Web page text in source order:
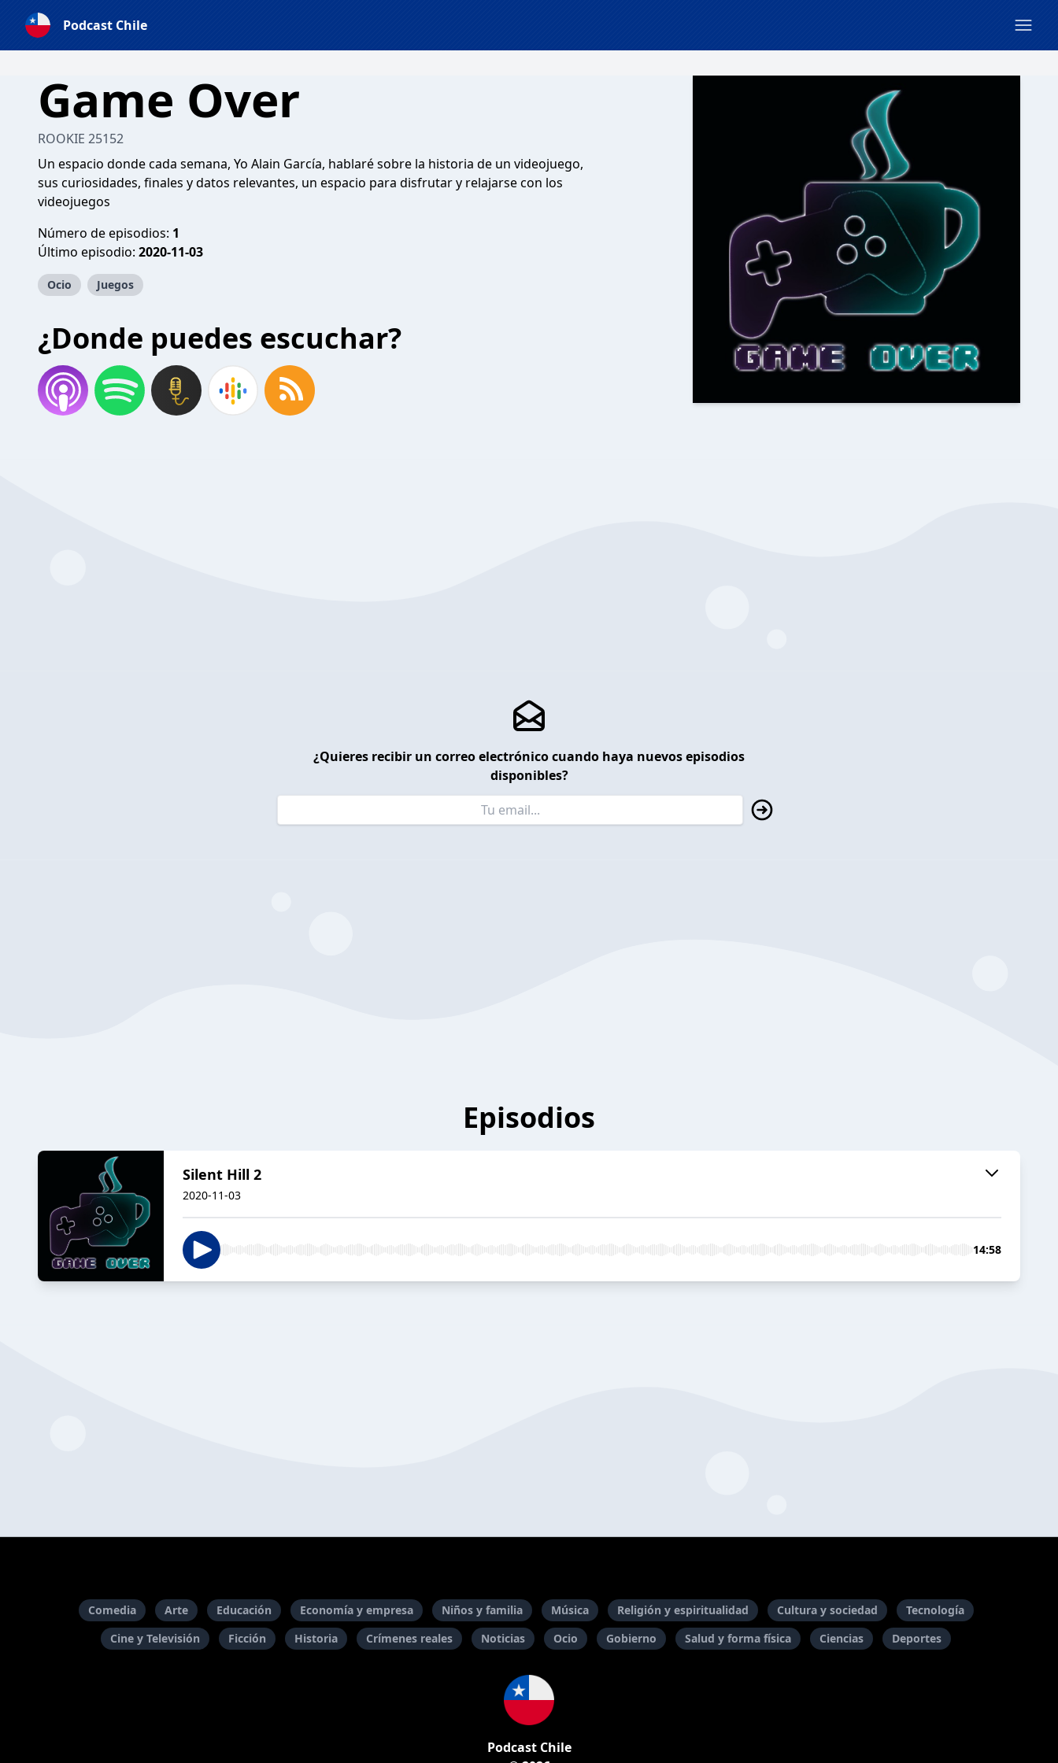
Podcast Chile
Game Over
ROOKIE 25152
Un espacio donde cada semana, Yo Alain García, hablaré sobre la historia de un videojuego,
sus curiosidades, finales y datos relevantes, un espacio para disfrutar y relajarse con los
videojuegos
Número de episodios: 1
Último episodio: 2020-11-03
Ocio Juegos
¿Donde puedes escuchar?
¿Quieres recibir un correo electrónico cuando haya nuevos episodios
disponibles?
Episodios
Silent Hill 2
2020-11-03
14:58
Comedia Arte Educación Economía y empresa Niños y familia Música Religión y espiritualidad Cultura y sociedad
Tecnología
Cine y Televisión
Ficción Historia Crímenes reales Noticias Ocio Gobierno Salud y forma física Ciencias Deportes
Podcast Chile